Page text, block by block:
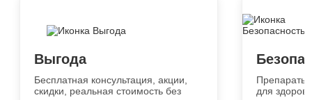
Выгода
Бесплатная консультация, акции,
скидки, реальная стоимость без
Препараты
для